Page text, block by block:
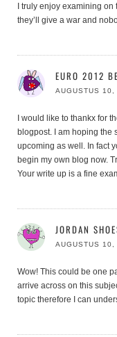
I truly enjoy examining on
they’ll give a war and
EURO 2012
AUGUSTUS
I would like to thankx for
blogpost. I am hoping the
upcoming as well. In fact
begin my own blog now.
Your write up is a fine
JORDAN
AUGUSTUS
Wow! This could be one
arrive across on this
topic therefore I can